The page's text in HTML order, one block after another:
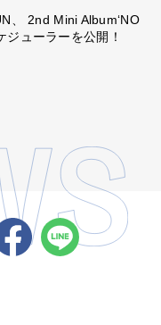
、 2nd Mini Album‘NO
ジューラーを公開！